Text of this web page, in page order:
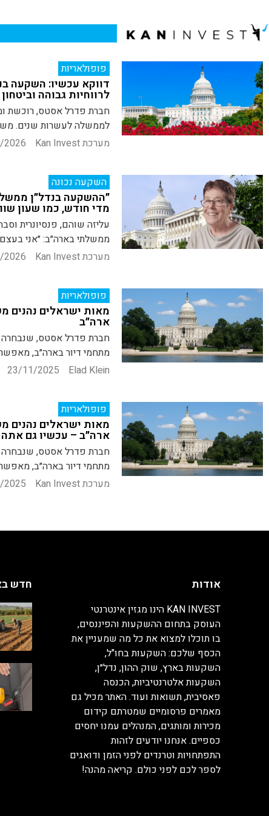
פופולאריות
דווקא עכשיו: השקעה
לרווחיות גבוהה
חברת פדרל אסטס, רוכשת
לממשלה לעשרות שנים.
מערכת Kan Invest
השקעה נכונה
״ההשקעה בנדל״ן
מדי חודש, כמו שעון
עליזה שוהם, פנסיונרית
ממשלתי בארה״ב: ״אני
מערכת Kan Invest
פופולאריות
מאות ישראלים
ארה״ב
חברת פדרל אסטס, שנבחרה
מתחמי דיור בארה״ב, מאפשרת
Elad Klein
23/11/2025
פופולאריות
מאות ישראלים
ארה״ב – עכשיו גם אתה
חברת פדרל אסטס, שנבחרה
מתחמי דיור בארה״ב, מאפשרת
מערכת Kan Invest
אודות
KAN INVEST הינו מגזין אינטרנטי
העוסק בתחום ההשקעות והפיננסים,
בו תוכלו למצוא את כל מה שמעניין את
הכסף שלכם: השקעות בחו"ל,
השקעות בארץ, שוק ההון, נדל״ן,
השקעות אלטרנטיביות, הכנסה
פאסיבית, תשואות ועוד. האתר מכיל גם
מאמרים פרסומיים שמטרתם קידום
מכירות ומותגים, המנהלים עמנו יחסים
כספיים. אנחנו יודעים לזהות
התפתחויות וטרנדים לפני הזמן ודואגים
לספר לכם לפני כולם. קריאה מהנה!
חדש